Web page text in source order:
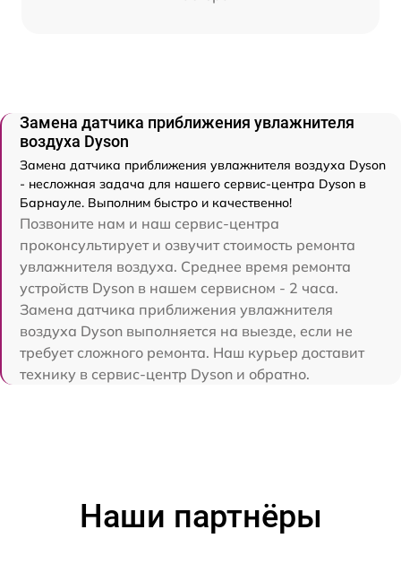
Замена датчика приближения увлажнителя
воздуха Dyson
Замена датчика приближения увлажнителя воздуха Dyson
- несложная задача для нашего сервис-центра Dyson в
Барнауле. Выполним быстро и качественно!
Позвоните нам и наш сервис-центра
проконсультирует и озвучит стоимость ремонта
увлажнителя воздуха. Среднее время ремонта
устройств Dyson в нашем сервисном - 2 часа.
Замена датчика приближения увлажнителя
воздуха Dyson выполняется на выезде, если не
требует сложного ремонта. Наш курьер доставит
технику в сервис-центр Dyson и обратно.
Наши партнёры